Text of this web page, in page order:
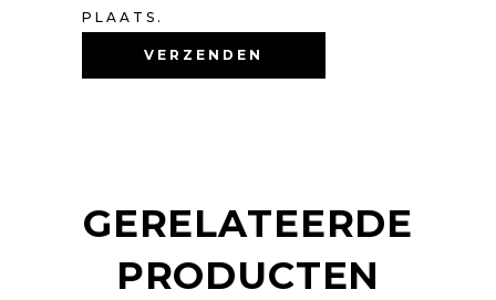
PLAATS.
GERELATEERDE
PRODUCTEN